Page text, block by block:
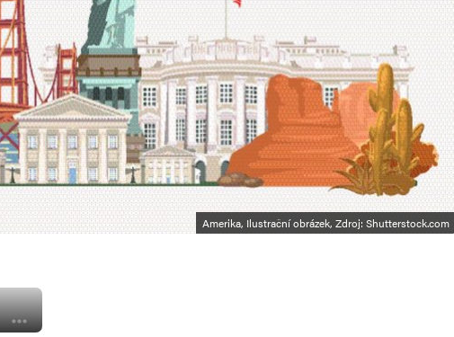
Amerika, Ilustrační obrázek, Zdroj: Shutterstock.com